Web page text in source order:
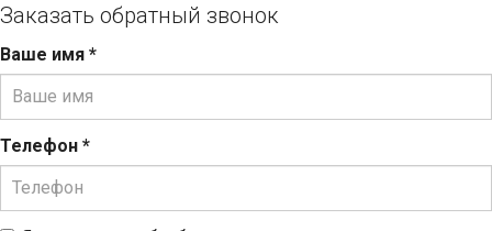
Заказать обратный звонок
Ваше имя *
Телефон *